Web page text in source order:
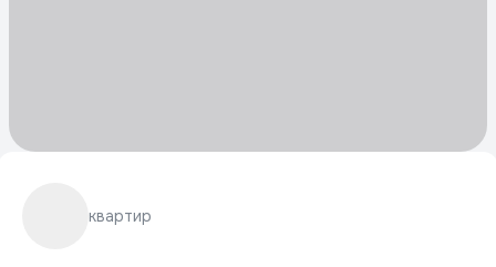
квартир